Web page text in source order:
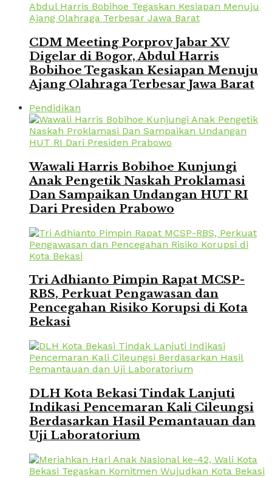
CDM Meeting Porprov Jabar XV
Digelar di Bogor, Abdul Harris
Bobihoe Tegaskan Kesiapan Menuju
Ajang Olahraga Terbesar Jawa Barat
Pendidikan
Wawali Harris Bobihoe Kunjungi
Anak Pengetik Naskah Proklamasi
Dan Sampaikan Undangan HUT RI
Dari Presiden Prabowo
Tri Adhianto Pimpin Rapat MCSP-
RBS, Perkuat Pengawasan dan
Pencegahan Risiko Korupsi di Kota
Bekasi
DLH Kota Bekasi Tindak Lanjuti
Indikasi Pencemaran Kali Cileungsi
Berdasarkan Hasil Pemantauan dan
Uji Laboratorium